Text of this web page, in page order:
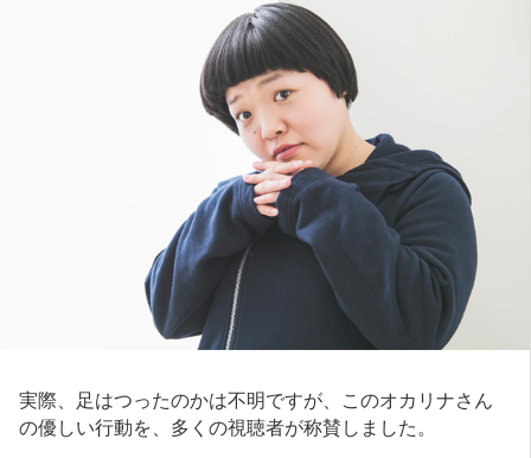
実際、足はつったのかは不明ですが、このオカリナさん
の優しい行動を、多くの視聴者が称賛しました。